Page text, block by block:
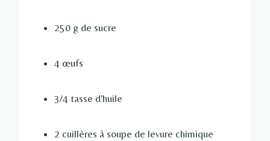
250 g de sucre
4 œufs
3/4 tasse d'huile
2 cuillères à soupe de levure chimique